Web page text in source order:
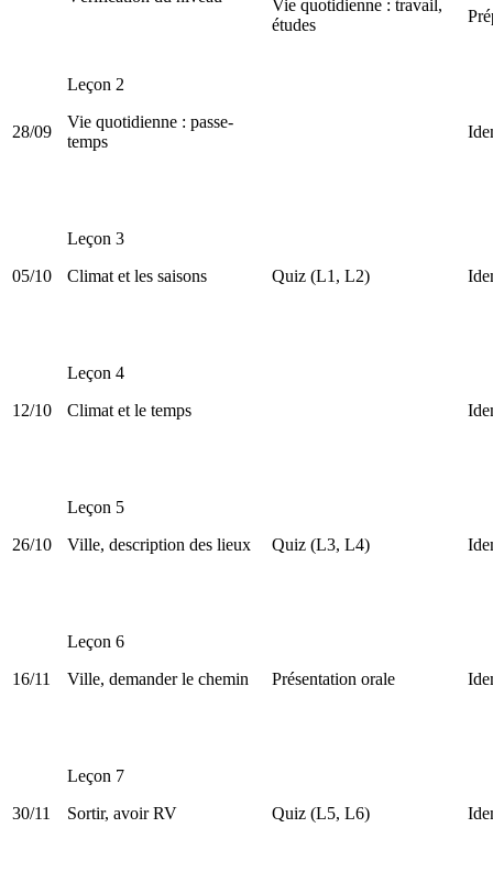
Vie quotidienne : travail,
études
28/09
Leçon 2
Vie quotidienne : passe-
temps
05/10
Leçon 3
Climat et les saisons
Quiz (L1, L2)
12/10
Leçon 4
Climat et le temps
26/10
Leçon 5
Ville, description des lieux
Quiz (L3, L4)
16/11
Leçon 6
Ville, demander le chemin
Présentation orale
30/11
Leçon 7
Sortir, avoir RV
Quiz (L5, L6)